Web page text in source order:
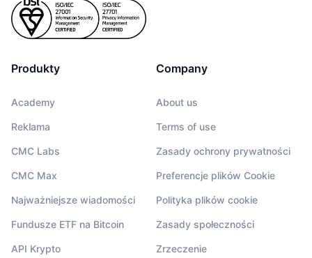
Produkty
Academy
Reklama
CMC Labs
CMC Max
Najważniejsze wiadomości
Fundusze ETF na Bitcoin
API Krypto
Company
About us
Terms of use
Zasady ochrony prywatności
Preferencje plików Cookie
Polityka plików cookie
Zasady społeczności
Zrzeczenie